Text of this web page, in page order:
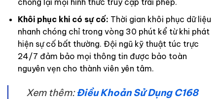
chống lại mọi hình thức truy cập trái phép.
Khôi phục khi có sự cố: Thời gian khôi phục dữ liệu
nhanh chóng chỉ trong vòng 30 phút kể từ khi phát
hiện sự cố bất thường. Đội ngũ kỹ thuật túc trực
24/7 đảm bảo mọi thông tin được bảo toàn
nguyên vẹn cho thành viên yên tâm.
Xem thêm:Điều Khoản Sử Dụng C168